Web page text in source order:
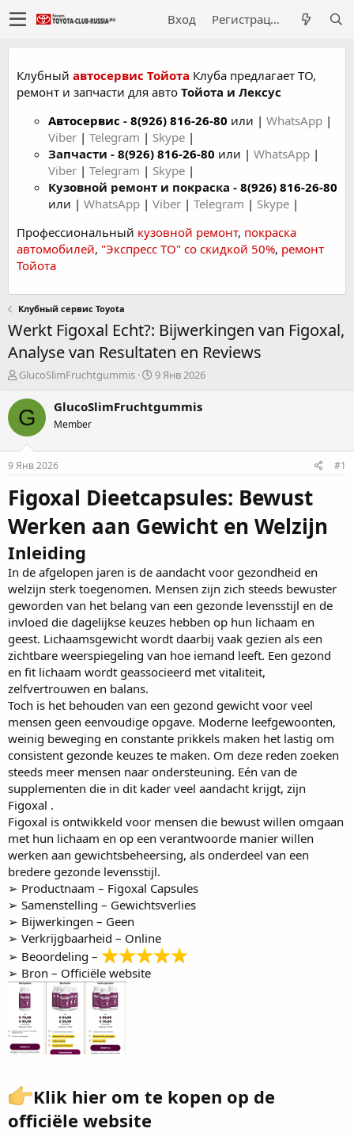
Вход Регистрация
Клубный автосервис Тойота Клуба предлагает ТО,
ремонт и запчасти для авто Тойота и Лексус
Автосервис - 8(926) 816-26-80 или | WhatsApp |
Viber | Telegram | Skype |
Запчасти - 8(926) 816-26-80 или | WhatsApp |
Viber | Telegram | Skype |
Кузовной ремонт и покраска - 8(926) 816-26-80
или | WhatsApp | Viber | Telegram | Skype |
Профессиональный кузовной ремонт, покраска
автомобилей, "Экспресс ТО" со скидкой 50%, ремонт
Тойота
Клубный сервис Toyota
Werkt Figoxal Echt?: Bijwerkingen van Figoxal,
Analyse van Resultaten en Reviews
А
т
о
р
е
м
ы
GlucoSlimFruchtgummis
Д
т
а
а
9 Янв 2026
G GlucoSlimFruchtgummis
Member
9 Янв 2026 #1
Figoxal Dieetcapsules: Bewust
Werken aan Gewicht en Welzijn
Inleiding
In de afgelopen jaren is de aandacht voor gezondheid en
welzijn sterk toegenomen. Mensen zijn zich steeds bewuster
geworden van het belang van een gezonde levensstijl en de
invloed die dagelijkse keuzes hebben op hun lichaam en
geest. Lichaamsgewicht wordt daarbij vaak gezien als een
zichtbare weerspiegeling van hoe iemand leeft. Een gezond
en fit lichaam wordt geassocieerd met vitaliteit,
zelfvertrouwen en balans.
Toch is het behouden van een gezond gewicht voor veel
mensen geen eenvoudige opgave. Moderne leefgewoonten,
weinig beweging en constante prikkels maken het lastig om
consistent gezonde keuzes te maken. Om deze reden zoeken
steeds meer mensen naar ondersteuning. Eén van de
supplementen die in dit kader veel aandacht krijgt, zijn
Figoxal .
Figoxal is ontwikkeld voor mensen die bewust willen omgaan
met hun lichaam en op een verantwoorde manier willen
werken aan gewichtsbeheersing, als onderdeel van een
bredere gezonde levensstijl.
➢ Productnaam – Figoxal Capsules
➢ Samenstelling – Gewichtsverlies
➢ Bijwerkingen – Geen
➢ Verkrijgbaarheid – Online
➢ Beoordeling –
➢ Bron – Officiële website
Klik hier om te kopen op de
officiële website